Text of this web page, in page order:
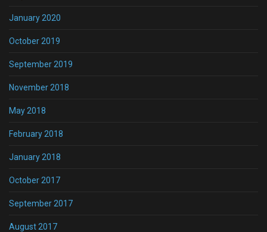
January 2020
October 2019
September 2019
November 2018
May 2018
February 2018
January 2018
October 2017
September 2017
August 2017